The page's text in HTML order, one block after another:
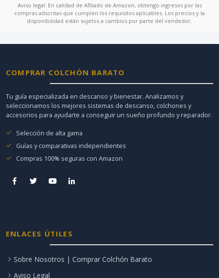
Aviso legal: En calidad de Afiliado de Amazon, obtengo ingresos por las
compras adscritas que cumplen los requisitos aplicables. Los precios y la
disponibilidad están sujetos a cambios por parte del vendedor.
COMPRAR COLCHÓN BARATO
Tu guía especializada en descanso y bienestar. Analizamos y
seleccionamos los mejores sistemas de descanso, colchones y
accesorios para ayudarte a conseguir un sueño profundo y reparador.
Selección de alta gama
Guías y comparativas independientes
Compras 100% seguras con Amazon
ENLACES ÚTILES
Sobre Nosotros | Comprar Colchón Barato
Aviso Legal